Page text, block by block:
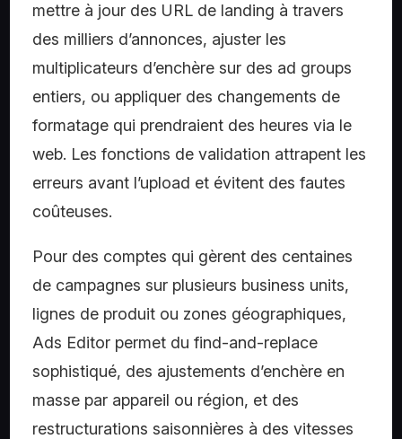
mettre à jour des URL de landing à travers
des milliers d’annonces, ajuster les
multiplicateurs d’enchère sur des ad groups
entiers, ou appliquer des changements de
formatage qui prendraient des heures via le
web. Les fonctions de validation attrapent les
erreurs avant l’upload et évitent des fautes
coûteuses.
Pour des comptes qui gèrent des centaines
de campagnes sur plusieurs business units,
lignes de produit ou zones géographiques,
Ads Editor permet du find-and-replace
sophistiqué, des ajustements d’enchère en
masse par appareil ou région, et des
restructurations saisonnières à des vitesses